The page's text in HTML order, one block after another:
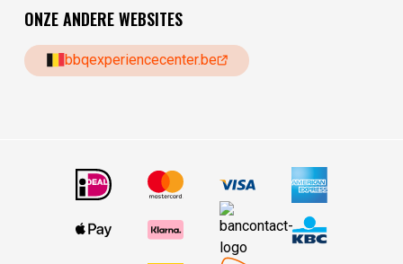
ONZE ANDERE WEBSITES
bbqexperiencecenter.be